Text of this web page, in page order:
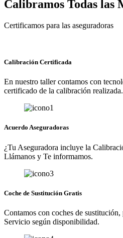
Calibramos Todas las
Certificamos para las aseguradoras
Calibración Certificada
En nuestro taller contamos con
certificado de la calibración realizada.
Acuerdo Aseguradoras
¿Tu Aseguradora incluye la
Llámanos y Te informamos.
Coche de Sustitución Gratis
Contamos con coches de sustitución,
Servicio según disponibilidad.